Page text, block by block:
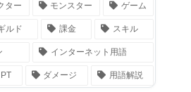
ター モンスター ゲーム
ルド 課金 スキル
インターネット用語
PT ダメージ 用語解説